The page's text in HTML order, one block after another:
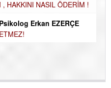
ÖDERİM !
EZERÇE